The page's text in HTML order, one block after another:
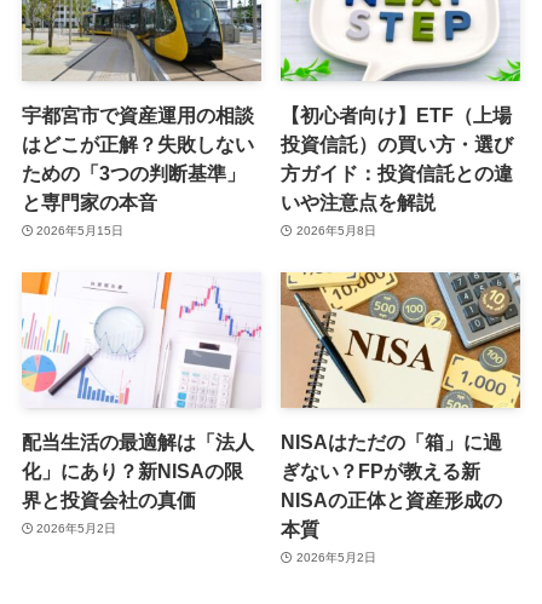
【相談事例】買った株のマ
イナスが気になって売るべ
プラスにしたい」という呪
縛の解き方
2026年6月29日
【株価が上がらなくても資
産が2倍？】天才数学者が
ノンの悪魔」の真実
2026年6月6日
宇都宮市で資産運用の相談
ための「3つの判断基準」
と専門家の本音
2026年5月15日
【初心者向け】ETF（上場
方ガイド：投資信託との違
いや注意点を解説
2026年5月8日